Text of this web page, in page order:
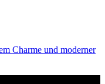
Charme und moderner